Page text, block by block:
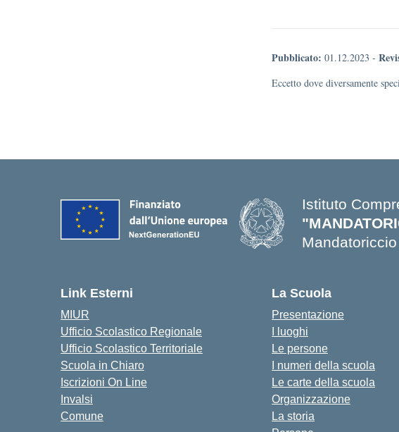
Pubblicato: 01.12.2023 -
Eccetto dove diversamente
Istituto
Link Esterni
MIUR
Ufficio Scolastico Regionale
Ufficio Scolastico Territoriale
Scuola in Chiaro
Iscrizioni On Line
Invalsi
Comune
La Scuola
Presentazione
I luoghi
Le persone
I numeri della scuola
Le carte della scuola
Organizzazione
La storia